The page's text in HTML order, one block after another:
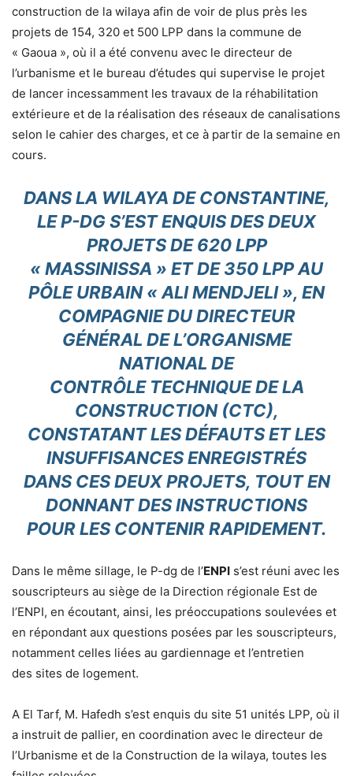
construction de la wilaya afin de voir de plus près les
projets de 154, 320 et 500 LPP dans la commune de
« Gaoua », où il a été convenu avec le directeur de
l’urbanisme et le bureau d’études qui supervise le projet
de lancer incessamment les travaux de la réhabilitation
extérieure et de la réalisation des réseaux de canalisations
selon le cahier des charges, et ce à partir de la semaine en
cours.
DANS LA WILAYA DE CONSTANTINE,
LE P-DG S’EST ENQUIS DES DEUX
PROJETS DE 620 LPP
« MASSINISSA » ET DE 350 LPP AU
PÔLE URBAIN « ALI MENDJELI », EN
COMPAGNIE DU DIRECTEUR
GÉNÉRAL DE L’ORGANISME
NATIONAL DE
CONTRÔLE TECHNIQUE DE LA
CONSTRUCTION (CTC),
CONSTATANT LES DÉFAUTS ET LES
INSUFFISANCES ENREGISTRÉS
DANS CES DEUX PROJETS, TOUT EN
DONNANT DES INSTRUCTIONS
POUR LES CONTENIR RAPIDEMENT.
Dans le même sillage, le P-dg de l’ENPI s’est réuni avec les
souscripteurs au siège de la Direction régionale Est de
l’ENPI, en écoutant, ainsi, les préoccupations soulevées et
en répondant aux questions posées par les souscripteurs,
notamment celles liées au gardiennage et l’entretien
des sites de logement.
A El Tarf, M. Hafedh s’est enquis du site 51 unités LPP, où il
a instruit de pallier, en coordination avec le directeur de
l’Urbanisme et de la Construction de la wilaya, toutes les